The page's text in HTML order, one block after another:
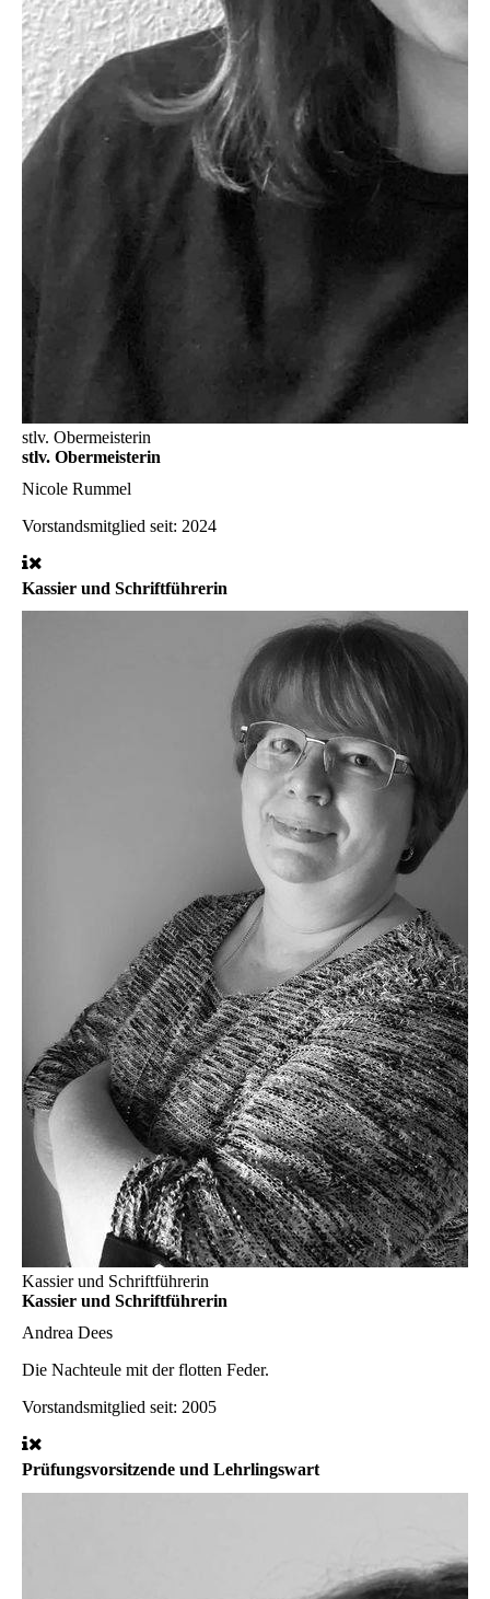
stlv. Obermeisterin
stlv. Obermeisterin
Nicole Rummel
Vorstandsmitglied seit: 2024
Kassier und Schriftführerin
Kassier und Schriftführerin
Kassier und Schriftführerin
Andrea Dees
Die Nachteule mit der flotten Feder.
Vorstandsmitglied seit: 2005
Prüfungsvorsitzende und Lehrlingswart